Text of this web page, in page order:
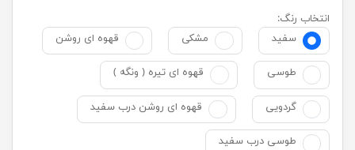
انتخاب رنگ:
سفید
مشکی قهوه ای روشن
طوسی قهوه ای تیره ( ونگه )
گردویی قهوه ای روشن درب سفید
طوسی درب سفید